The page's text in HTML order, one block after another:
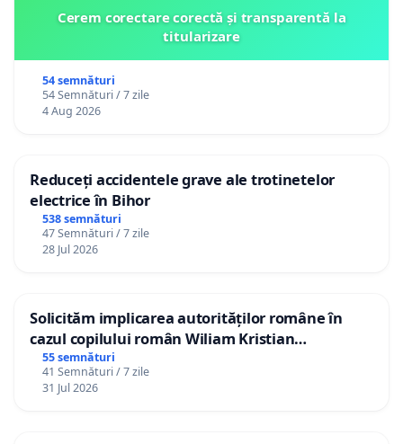
Cerem corectare corectă și transparentă la
titularizare
54 semnături
54 Semnături / 7 zile
4 Aug 2026
Reduceți accidentele grave ale trotinetelor
electrice în Bihor
538 semnături
47 Semnături / 7 zile
28 Jul 2026
Solicităm implicarea autorităților române în
cazul copilului român Wiliam Kristian
Gheorghe, aflat în plasament în Danemarca de
12 ani
55 semnături
41 Semnături / 7 zile
31 Jul 2026